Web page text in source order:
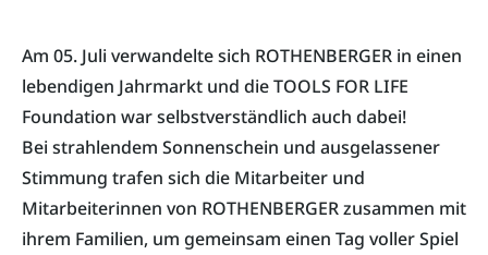
Am 05. Juli verwandelte sich ROTHENBERGER in einen
lebendigen Jahrmarkt und die TOOLS FOR LIFE
Foundation war selbstverständlich auch dabei!
Bei strahlendem Sonnenschein und ausgelassener
Stimmung trafen sich die Mitarbeiter und
Mitarbeiterinnen von ROTHENBERGER zusammen mit
ihrem Familien, um gemeinsam einen Tag voller Spiel